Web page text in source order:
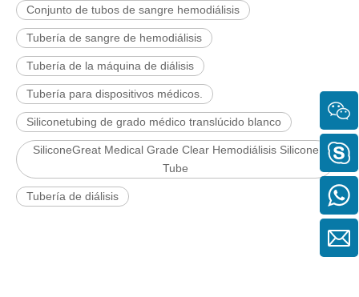
Conjunto de tubos de sangre hemodiálisis
Tubería de sangre de hemodiálisis
Tubería de la máquina de diálisis
Tubería para dispositivos médicos.
Siliconetubing de grado médico translúcido blanco
SiliconeGreat Medical Grade Clear Hemodiálisis Silicone
Tube
Tubería de diálisis